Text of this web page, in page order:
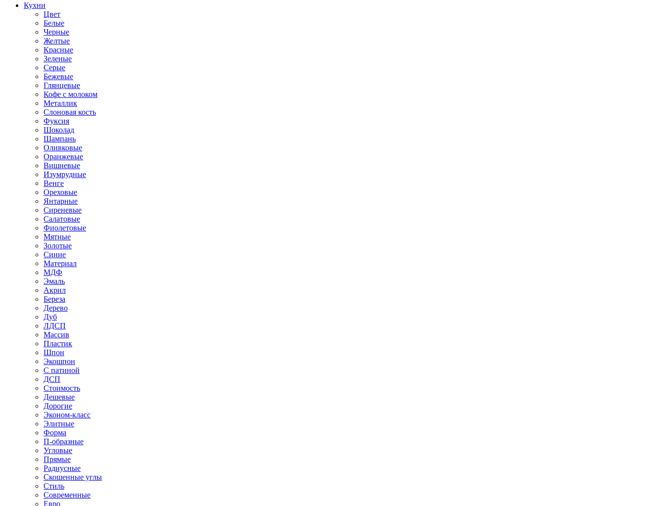
Кухни
Цвет
Белые
Черные
Желтые
Красные
Зеленые
Серые
Бежевые
Глянцевые
Кофе с молоком
Металлик
Слоновая кость
Фуксия
Шоколад
Шампань
Оливковые
Оранжевые
Вишневые
Изумрудные
Венге
Ореховые
Янтарные
Сиреневые
Салатовые
Фиолетовые
Мятные
Золотые
Синие
Материал
МДФ
Эмаль
Акрил
Береза
Дерево
Дуб
ЛДСП
Массив
Пластик
Шпон
Экошпон
С патиной
ДСП
Стоимость
Дешевые
Дорогие
Эконом-класс
Элитные
Форма
П-образные
Угловые
Прямые
Радиусные
Скошенные углы
Стиль
Современные
Евро